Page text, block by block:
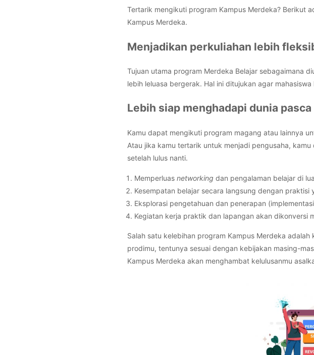
Tertarik mengikuti program Kampus Merdeka? Berikut
Kampus Merdeka.
Menjadikan perkuliahan lebih
Tujuan utama program Merdeka Belajar sebagaimana
lebih leluasa bergerak. Hal ini ditujukan agar
Lebih siap menghadapi dunia
Kamu dapat mengikuti program magang atau lainnya
Atau jika kamu tertarik untuk menjadi pengusaha,
setelah lulus nanti.
Memperluas networking dan pengalaman belajar di
Kesempatan belajar secara langsung dengan
Eksplorasi pengetahuan dan penerapan
Kegiatan kerja praktik dan lapangan akan dikonversi
Salah satu kelebihan program Kampus Merdeka
prodimu, tentunya sesuai dengan kebijakan masing-
Kampus Merdeka akan menghambat kelulusanmu